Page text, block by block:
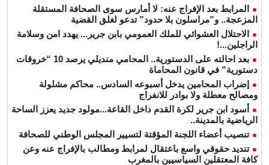
المرابط بعد الإفراج عنه: لا أمارس سوى الصحافة المستقلة
المزعجة.. و”مراسلون بلا حدود” تدعو لغلق القضية
الاحتلال العشوائي للملك العمومي بابن جرير... يهدد امن وسلامة
الراجلين...!
بعد احالته على الدستورية.. المحامي منديلي يرصد 10 “خروقات
دستورية” في قانون المحاماة
إضراب المحامين يدخل أسبوعه السادس.. محاكم مشلولة
ومصالح معطلة ولا بوادر للانفراج
أسود ابن جرير لكرة القدم داخل القاعة...مولود جديد يعزز الساحة
الرياضية بالمدينة..
تنصيب أعضاء اللجنة المؤقتة لتسيير المجلس الوطني للصحافة
تنديد حقوقي واسع باعتقال لمرابط ومطالب بالإفراج عنه وعن
كافة المعتقلين السياسيين بالمغرب